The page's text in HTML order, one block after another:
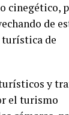
cinegético,
de
turística de
y
el turismo